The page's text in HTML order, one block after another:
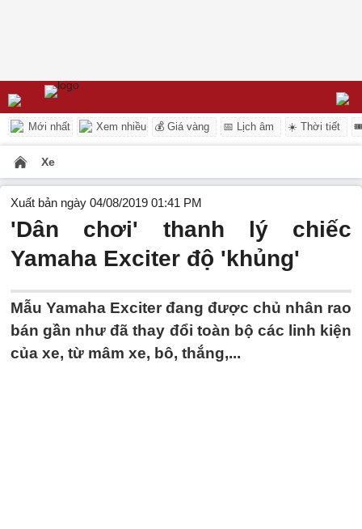
Mới nhất Xem nhiều 💰 Giá vàng 📅 Lịch âm ☀️ Thời tiết
Xe
Xuất bản ngày 04/08/2019 01:41 PM
'Dân chơi' thanh lý chiếc
Yamaha Exciter độ 'khủng'
Mẫu Yamaha Exciter đang được chủ nhân rao
bán gần như đã thay đổi toàn bộ các linh kiện
của xe, từ mâm xe, bô, thắng,...